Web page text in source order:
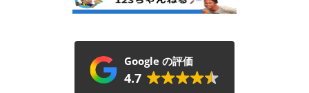
Google の評価
4.7